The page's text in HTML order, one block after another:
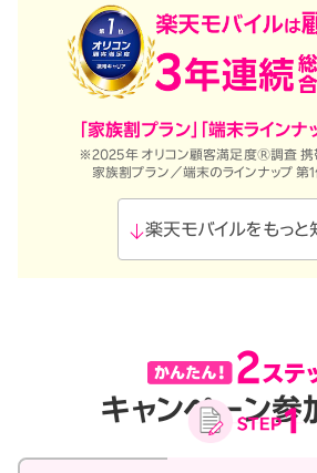
「家族割プラン」「端末ラインナ
※2025年 オリコン顧客満足度Ⓡ調査 携
家族割プラン／端末のラインナップ 第1
楽天モバイルをもっと
キャンペーン参